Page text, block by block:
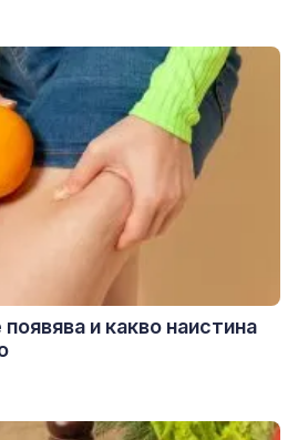
и какво наистина